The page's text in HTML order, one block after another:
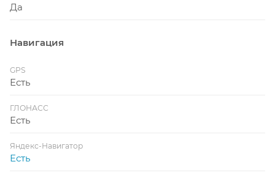
Да
Навигация
GPS
Есть
ГЛОНАСС
Есть
Яндекс-Навигатор
Есть